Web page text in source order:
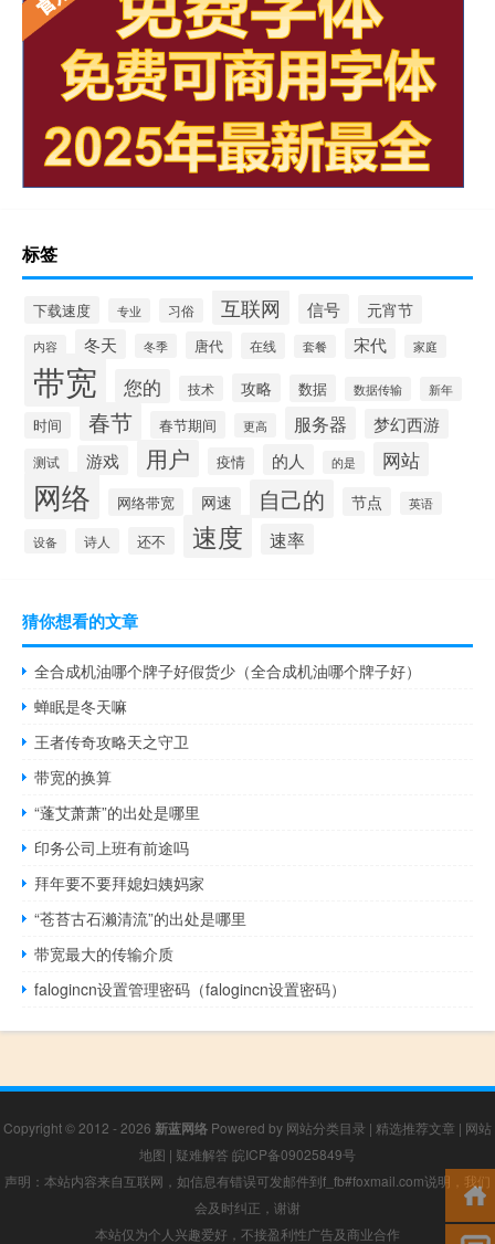
标签
下载速度 专业 习俗 互联网 信号 元宵节
内容 冬天 冬季 唐代 在线 套餐 宋代 家庭
带宽 您的 技术 攻略 数据 数据传输 新年
时间 春节 春节期间 更高 服务器 梦幻西游
测试 游戏 用户 疫情 的人 的是 网站
网络 网络带宽 网速 自己的 节点 英语
设备 诗人 还不 速度 速率
猜你想看的文章
全合成机油哪个牌子好假货少（全合成机油哪个牌子好）
蝉眠是冬天嘛
王者传奇攻略天之守卫
带宽的换算
“蓬艾萧萧”的出处是哪里
印务公司上班有前途吗
拜年要不要拜媳妇姨妈家
“苍苔古石濑清流”的出处是哪里
带宽最大的传输介质
falogincn设置管理密码（falogincn设置密码）
Copyright © 2012 - 2026 新蓝网络 Powered by 网站分类目录 | 精选推荐文章 | 网站
地图 | 疑难解答 皖ICP备09025849号
声明：本站内容来自互联网，如信息有错误可发邮件到f_fb#foxmail.com说明，我们
会及时纠正，谢谢
本站仅为个人兴趣爱好，不接盈利性广告及商业合作